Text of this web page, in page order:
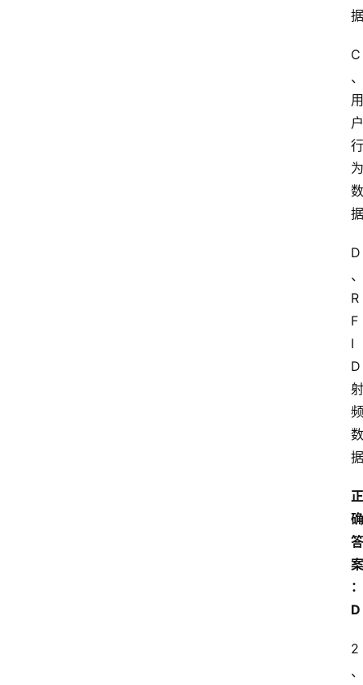
据
C
、
用
户
行
为
数
据
D
、
R
F
I
D
射
频
数
据
正
确
答
案
：
D
2
、